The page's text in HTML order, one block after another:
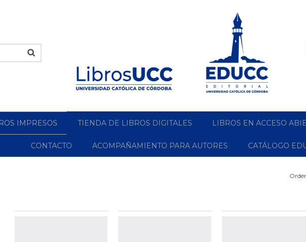
IMPRESOS TIENDA DE LIBROS DIGITALES LIBROS EN ACCESO
CONTACTO ACOMPAÑAMIENTO PARA AUTORES CATÁLOGO